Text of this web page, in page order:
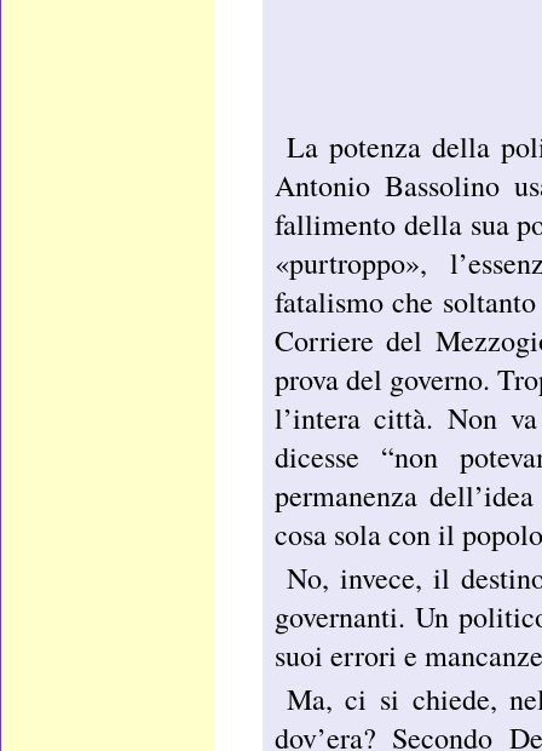
La potenza della
Antonio Bassolino
fallimento della sua
«purtroppo»,
fatalismo che
Corriere del
prova del governo.
l’intera città. Non
dicesse “non
permanenza
cosa sola con il
No, invece, il
governanti. Un
suoi errori e
Ma, ci si chiede,
dov’era? Secondo